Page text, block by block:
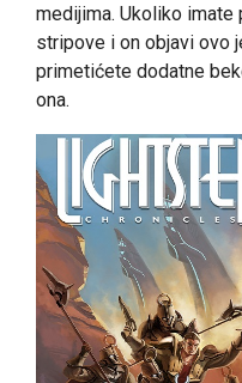
medijima. Ukoliko
stripove i on objavi ovo
primetićete dodatne
ona.